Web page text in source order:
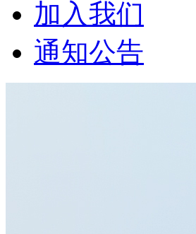
加入我们
通知公告